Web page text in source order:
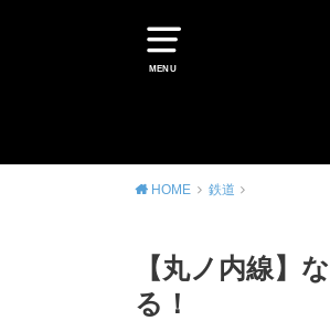
MENU
HOME 鉄道
【丸ノ内線】
る！